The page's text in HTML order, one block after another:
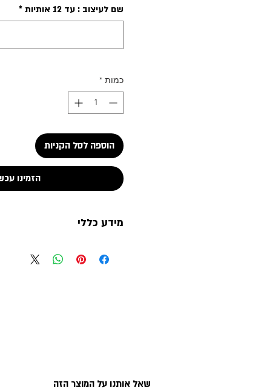
שם לעיצוב : עד 12 אותיות *
כמות *
הוספה לסל הקניות
הזמינו
מידע כללי
שרשרת שם זהב 14 קראט
צהוב
שאל אותנו על המוצר הזה